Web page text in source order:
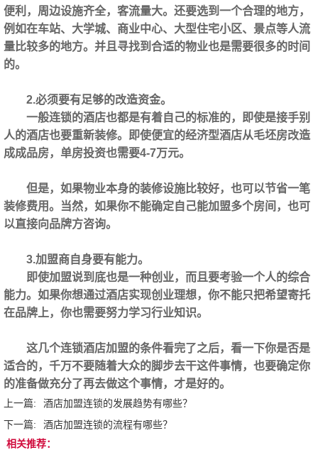
便利，周边设施齐全，客流量大。还要选到一个合理的地方，
例如在车站、大学城、商业中心、大型住宅小区、景点等人流
量比较多的地方。并且寻找到合适的物业也是需要很多的时间
的。
2.必须要有足够的改造资金。
一般连锁的酒店也都是有着自己的标准的，即使是接手别
人的酒店也要重新装修。即使便宜的经济型酒店从毛坯房改造
成成品房，单房投资也需要4-7万元。
但是，如果物业本身的装修设施比较好，也可以节省一笔
装修费用。当然，如果你不能确定自己能加盟多个房间，也可
以直接向品牌方咨询。
3.加盟商自身要有能力。
即使加盟说到底也是一种创业，而且要考验一个人的综合
能力。如果你想通过酒店实现创业理想，你不能只把希望寄托
在品牌上，你也需要努力学习行业知识。
这几个连锁酒店加盟的条件看完了之后，看一下你是否是
适合的，千万不要随着大众的脚步去干这件事情，也要确定你
的准备做充分了再去做这个事情，才是好的。
上一篇:
酒店加盟连锁的发展趋势有哪些？
下一篇:
酒店加盟连锁的流程有哪些？
相关推荐：